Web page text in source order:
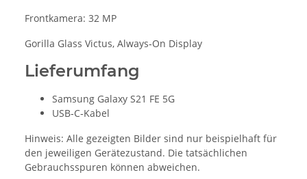
Frontkamera: 32 MP
Gorilla Glass Victus, Always‑On Display
Lieferumfang
Samsung Galaxy S21 FE 5G
USB‑C‑Kabel
Hinweis: Alle gezeigten Bilder sind nur beispielhaft für
den jeweiligen Gerätezustand. Die tatsächlichen
Gebrauchsspuren können abweichen.